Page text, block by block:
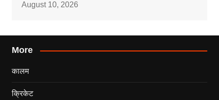
August 10, 2026
More
कालम
क्रिकेट